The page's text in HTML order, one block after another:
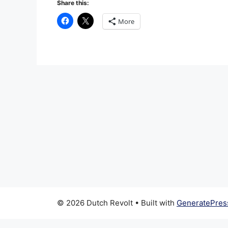
Share this:
More
© 2026 Dutch Revolt • Built with